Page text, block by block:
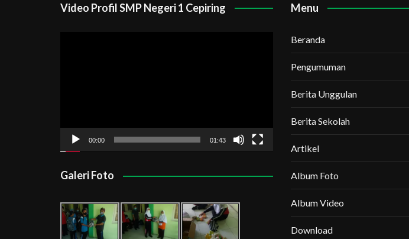
Video Profil SMP Negeri 1 Cepiring
00:00 01:43
Galeri Foto
Menu
Beranda
Pengumuman
Berita Unggulan
Berita Sekolah
Artikel
Album Foto
Album Video
Download